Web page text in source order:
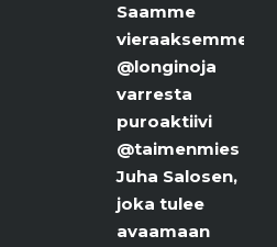
Saamme
vieraaksemme
@longinoja
varresta
puroaktiivi
@taimenmies
Juha Salosen,
joka tulee
avaamaan